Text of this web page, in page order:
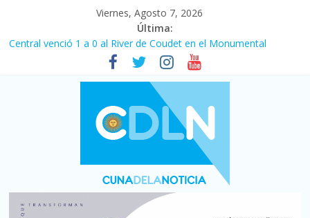
Viernes, Agosto 7, 2026
Última:
Central venció 1 a 0 al River de Coudet en el Monumental
La morosidad alcanzó su nivel más alto en dos décadas y ya
afecta a 400 mil deudores en Santa Fe
Desde que asumió Milei cerraron 41.000 kioscos: el sector
denuncia crisis como en 2001
Vacaciones de invierno con más movimiento y consumo
turístico: 4,6 millones de personas viajaron por el país, un 5,9%
Fuerte caída de la venta de autos usados en julio: bajó un 12,6%